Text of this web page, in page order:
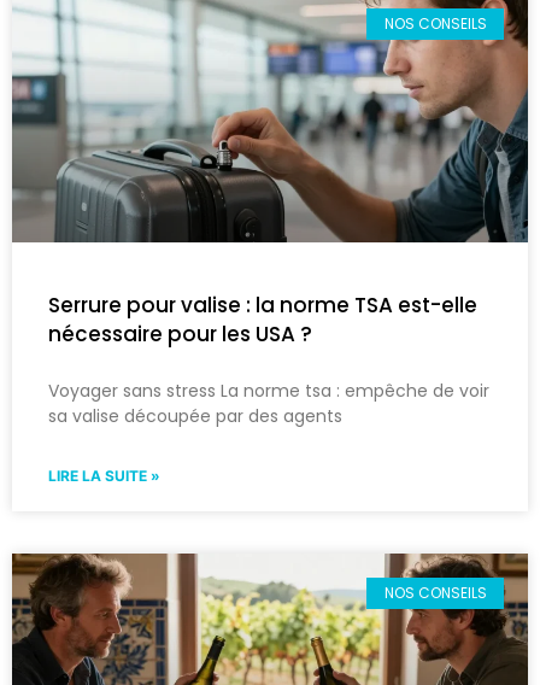
NOS CONSEILS
Serrure pour valise : la norme TSA est-elle
nécessaire pour les USA ?
Voyager sans stress La norme tsa : empêche de voir
sa valise découpée par des agents
LIRE LA SUITE »
NOS CONSEILS